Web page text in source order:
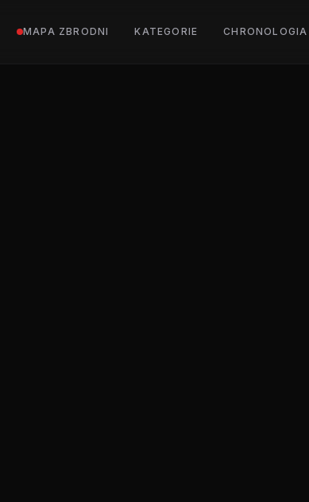
MAPA ZBRODNI KATEGORIE CHRONOLOGIA